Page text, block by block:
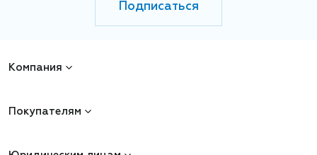
Подписаться
Компания
Покупателям